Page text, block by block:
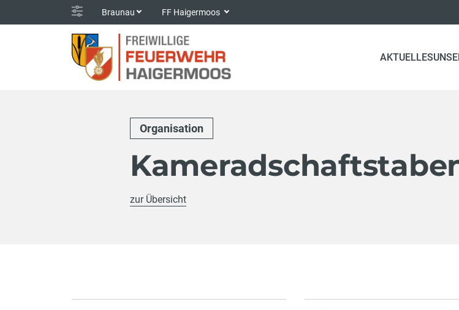
Braunau FF Haigermoos
AKTUELLES
Organisation
zur Übersicht